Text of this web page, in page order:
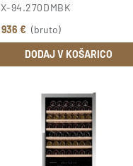
94.270DMBK
€ (bruto)
DODAJ V KOŠARICO